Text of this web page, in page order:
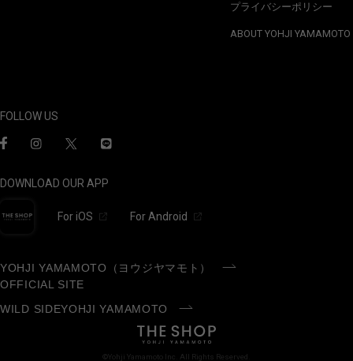
プライバシーポリシー
ABOUT YOHJI YAMAMOTO
FOLLOW US
DOWNLOAD OUR APP
For iOS For Android
YOHJI YAMAMOTO（ヨウジヤマモト）
OFFICIAL SITE
WILD SIDEYOHJI YAMAMOTO
©Yohji Yamamoto Inc. All Rights Reserved.